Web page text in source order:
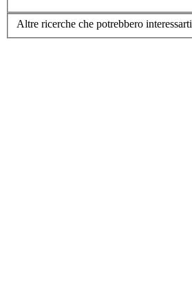
Altre ricerche che potrebbero interessarti